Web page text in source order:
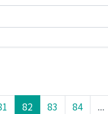
82 83 84 ...